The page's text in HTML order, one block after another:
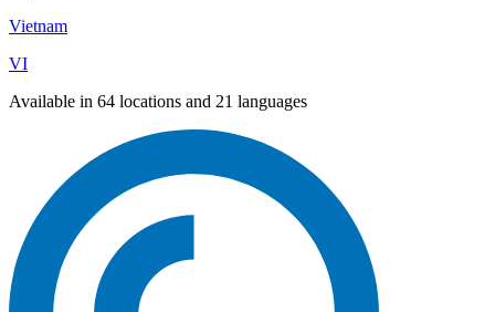
Vietnam
VI
Available in 64 locations and 21 languages